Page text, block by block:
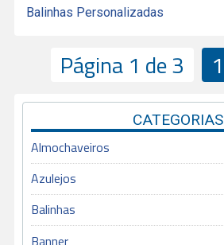
Balinhas Personalizadas
Página 1 de 3 1
CATEGORIAS
Almochaveiros
Azulejos
Balinhas
Banner